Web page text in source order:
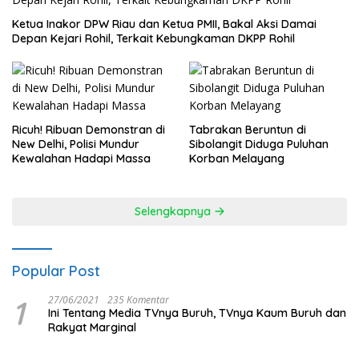
Ketua Inakor DPW Riau dan Ketua PMII, Bakal Aksi Damai
Depan Kejari Rohil, Terkait Kebungkaman DKPP Rohil
Ricuh! Ribuan Demonstran di
New Delhi, Polisi Mundur
Kewalahan Hadapi Massa
Tabrakan Beruntun di
Sibolangit Diduga Puluhan
Korban Melayang
Selengkapnya
Popular Post
1 27/06/2021 235 Komentar
Ini Tentang Media TVnya Buruh, TVnya Kaum Buruh dan
Rakyat Marginal